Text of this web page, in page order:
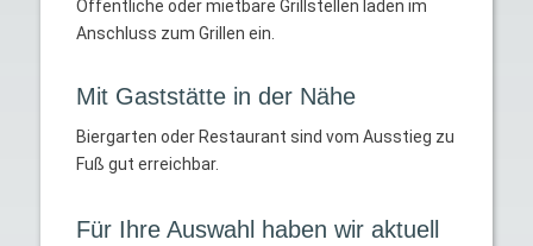
Öffentliche oder mietbare Grillstellen laden im
Anschluss zum Grillen ein.
Mit Gaststätte in der Nähe
Biergarten oder Restaurant sind vom Ausstieg zu
Fuß gut erreichbar.
Für Ihre Auswahl haben wir aktuell